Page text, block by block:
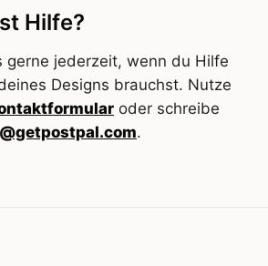
Hilfe?
gerne jederzeit, wenn du Hilfe
Designs brauchst. Nutze
oder schreibe
.